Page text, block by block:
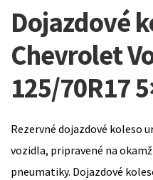
Dojazdové
Chevrolet
125/70R17
Rezervné dojazdové koleso
vozidla, pripravené na
pneumatiky. Dojazdové